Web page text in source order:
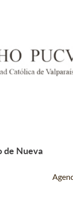
Leer Más +
de Nueva